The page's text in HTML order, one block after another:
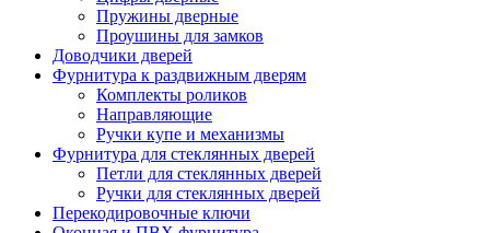
Пружины дверные
Проушины для замков
Доводчики дверей
Фурнитура к раздвижным дверям
Комплекты роликов
Направляющие
Ручки купе и механизмы
Фурнитура для стеклянных дверей
Петли для стеклянных дверей
Ручки для стеклянных дверей
Перекодировочные ключи